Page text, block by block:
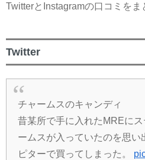
TwitterとInstagramの口コミをま
Twitter
チャームスのキャンディ
昔某所で手に入れたMREに
ームスが入っていたのを思い
ピターで買ってしまった。